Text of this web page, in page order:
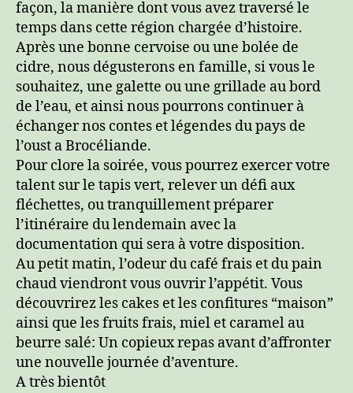
façon, la manière dont vous avez traversé le
temps dans cette région chargée d’histoire.
Après une bonne cervoise ou une bolée de
cidre, nous dégusterons en famille, si vous le
souhaitez, une galette ou une grillade au bord
de l’eau, et ainsi nous pourrons continuer à
échanger nos contes et légendes du pays de
l’oust a Brocéliande.
Pour clore la soirée, vous pourrez exercer votre
talent sur le tapis vert, relever un défi aux
fléchettes, ou tranquillement préparer
l’itinéraire du lendemain avec la
documentation qui sera à votre disposition.
Au petit matin, l’odeur du café frais et du pain
chaud viendront vous ouvrir l’appétit. Vous
découvrirez les cakes et les confitures “maison”
ainsi que les fruits frais, miel et caramel au
beurre salé: Un copieux repas avant d’affronter
une nouvelle journée d’aventure.
A très bientôt